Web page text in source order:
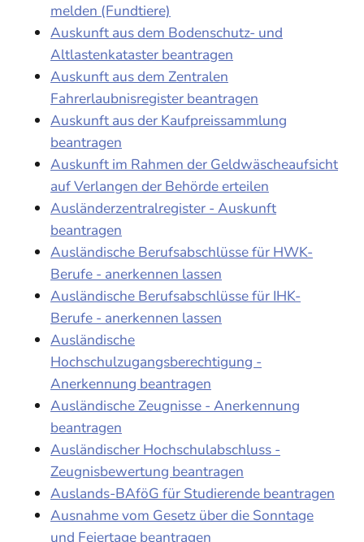
melden (Fundtiere)
Auskunft aus dem Bodenschutz- und
Altlastenkataster beantragen
Auskunft aus dem Zentralen
Fahrerlaubnisregister beantragen
Auskunft aus der Kaufpreissammlung
beantragen
Auskunft im Rahmen der Geldwäscheaufsicht
auf Verlangen der Behörde erteilen
Ausländerzentralregister - Auskunft
beantragen
Ausländische Berufsabschlüsse für HWK-
Berufe - anerkennen lassen
Ausländische Berufsabschlüsse für IHK-
Berufe - anerkennen lassen
Ausländische
Hochschulzugangsberechtigung -
Anerkennung beantragen
Ausländische Zeugnisse - Anerkennung
beantragen
Ausländischer Hochschulabschluss -
Zeugnisbewertung beantragen
Auslands-BAföG für Studierende beantragen
Ausnahme vom Gesetz über die Sonntage
und Feiertage beantragen